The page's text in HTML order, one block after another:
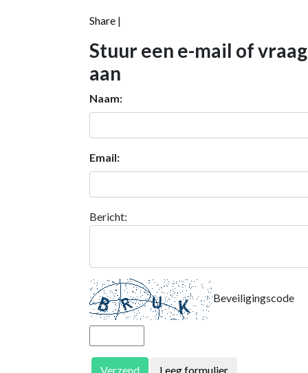
Share |
Stuur een e-mail of
aan
Naam:
Email:
Bericht:
Beveiligingscode